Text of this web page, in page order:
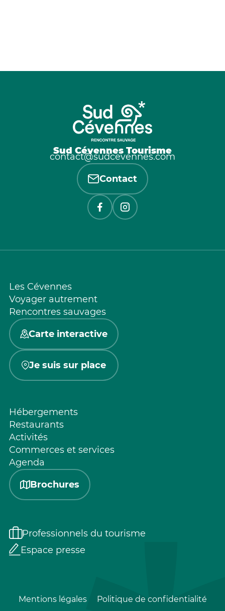
Sud Cévennes Tourisme
contact@sudcevennes.com
Contact
Les Cévennes
Voyager autrement
Rencontres sauvages
Carte interactive
Je suis sur place
Hébergements
Restaurants
Activités
Commerces et services
Agenda
Brochures
Professionnels du tourisme
Espace presse
Mentions légales Politique de confidentialité